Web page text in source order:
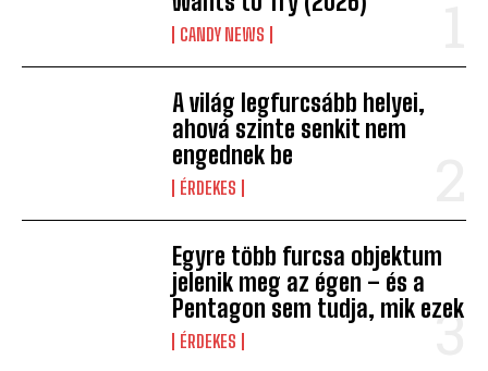
CANDY NEWS
A világ legfurcsább helyei,
ahová szinte senkit nem
engednek be
ÉRDEKES
Egyre több furcsa objektum
jelenik meg az égen – és a
Pentagon sem tudja, mik ezek
ÉRDEKES